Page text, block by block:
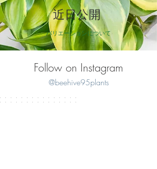
バリエーションについて
近日公開
Follow on Instagram
@beehive95plants